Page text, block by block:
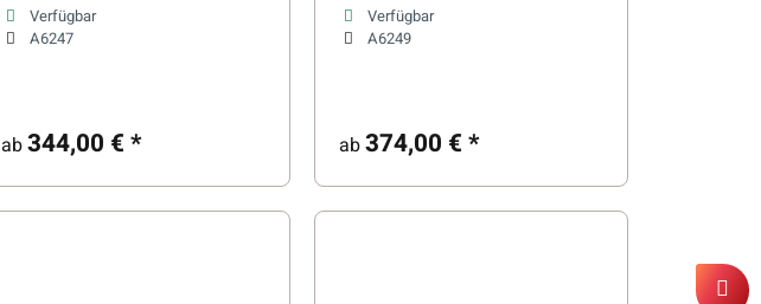
Verfügbar
A6247
ab344,00 €*
Steuerung
Verfügbar
A6249
ab374,00 €*